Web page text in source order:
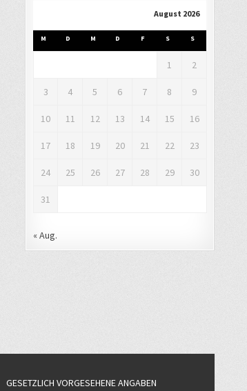
August 2026
M D M D F S S
1 2
3 4 5 6 7 8 9
10 11 12 13 14 15 16
17 18 19 20 21 22 23
24 25 26 27 28 29 30
31
« Aug.
GESETZLICH VORGESEHENE ANGABEN